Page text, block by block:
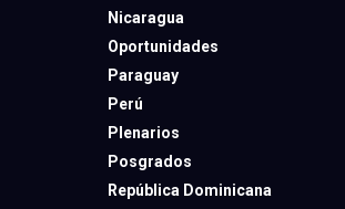
Nicaragua
Oportunidades
Paraguay
Perú
Plenarios
Posgrados
República Dominicana